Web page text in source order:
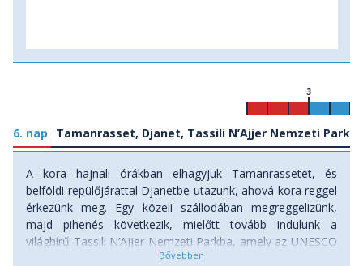
6. nap Tamanrasset, Djanet, Tassili N’Ajjer Nemzeti Park
3
A kora hajnali órákban elhagyjuk Tamanrassetet, és
belföldi repülőjárattal Djanetbe utazunk, ahová kora reggel
érkezünk meg. Egy közeli szállodában megreggelizünk,
majd pihenés következik, mielőtt tovább indulunk a
világhírű Tassili N’Ajjer Nemzeti Parkba, amely az UNESCO
Világörökség része, és elsősorban több ezer éves